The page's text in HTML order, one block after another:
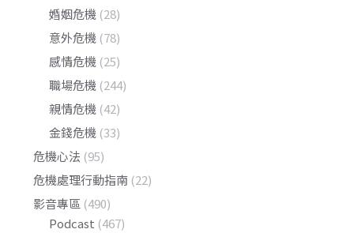
婚姻危機 (28)
意外危機 (78)
感情危機 (25)
職場危機 (244)
親情危機 (42)
金錢危機 (33)
危機心法 (95)
危機處理行動指南 (22)
影音專區 (490)
Podcast (467)